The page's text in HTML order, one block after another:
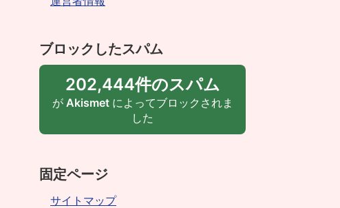
ブロックしたスパム
202,444件のスパム
が Akismetによってブロックされま
した
固定ページ
サイトマップ